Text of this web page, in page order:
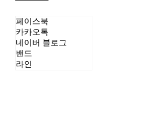
페이스북
카카오톡
네이버 블로그
밴드
라인